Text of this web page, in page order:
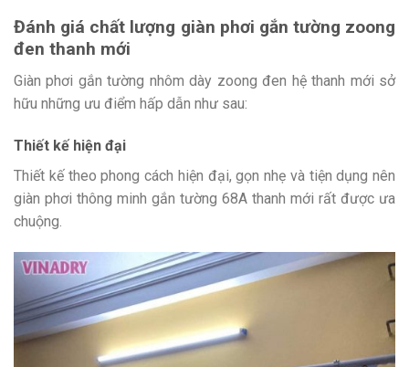
Đánh giá chất lượng giàn phơi gắn tường zoong
đen thanh mới
Giàn phơi gắn tường nhôm dày zoong đen hệ thanh mới sở
hữu những ưu điểm hấp dẫn như sau:
Thiết kế hiện đại
Thiết kế theo phong cách hiện đại, gọn nhẹ và tiện dụng nên
giàn phơi thông minh gắn tường 68A thanh mới rất được ưa
chuộng.